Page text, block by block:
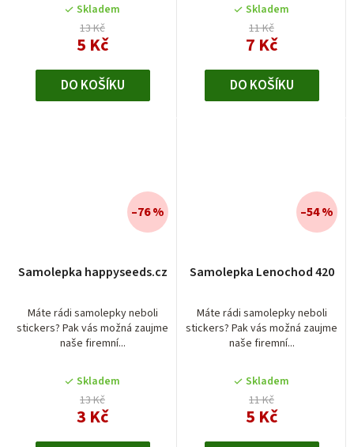
hvězdiček.
Skladem
13 Kč
5 Kč
DO KOŠÍKU
hvězdiček.
Skladem
11 Kč
7 Kč
DO KOŠÍKU
Samolepka happyseeds.cz
Máte rádi samolepky neboli
stickers? Pak vás možná zaujme
naše firemní...
hodnocení
je
5,0
z
hvězdiček.
Skladem
13 Kč
3 Kč
–76 %
Samolepka Lenochod 420
Máte rádi samolepky neboli
stickers? Pak vás možná zaujme
naše firemní...
hodnocení
je
5,0
z
hvězdiček.
Skladem
11 Kč
5 Kč
–54 %